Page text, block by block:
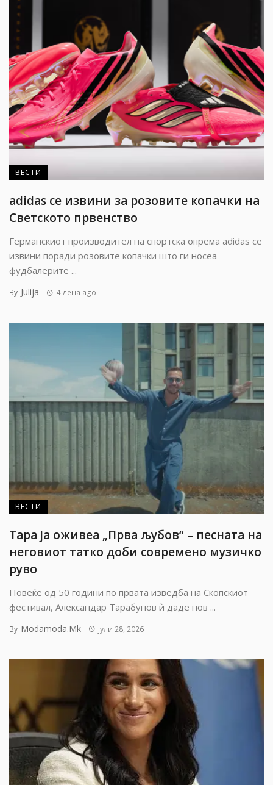
ВЕСТИ
adidas се извини за розовите копачки на
Светското првенство
Германскиот производител на спортска опрема adidas се
извини поради розовите копачки што ги носеа
фудбалерите ...
By Julija 4 дена ago
ВЕСТИ
Тара ја оживеа „Прва љубов“ – песната на
неговиот татко доби современо музичко
руво
Повеќе од 50 години по првата изведба на Скопскиот
фестивал, Александар Тарабунов ѝ даде нов ...
By Modamoda.mk јули 28, 2026